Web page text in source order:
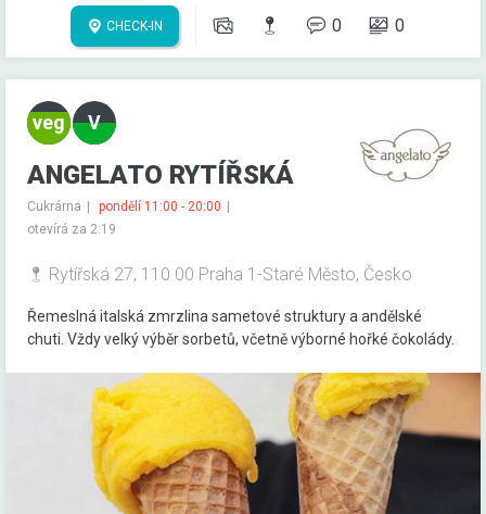
CHECK-IN 0 0
ANGELATO RYTÍŘSKÁ
Cukrárna
pondělí 11:00 - 20:00
otevírá za 2:19
Rytířská 27, 110 00 Praha 1-Staré Město, Česko
Řemeslná italská zmrzlina sametové struktury a andělské
chuti. Vždy velký výběr sorbetů, včetně výborné hořké čokolády.